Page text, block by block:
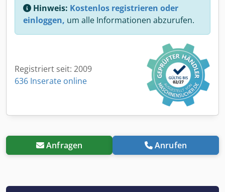
Hinweis: Kostenlos registrieren oder
einloggen, um alle Informationen abzurufen.
Registriert seit: 2009
636 Inserate online
Anfragen Anrufen